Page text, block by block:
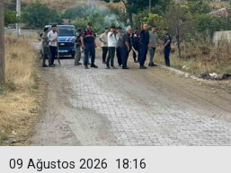
18:16
09 Ağustos 2026